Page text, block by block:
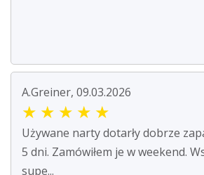
A.Greiner, 09.03.2026
★ ★ ★ ★ ★
Używane narty dotarły dobrze
5 dni. Zamówiłem je w weekend.
supe...